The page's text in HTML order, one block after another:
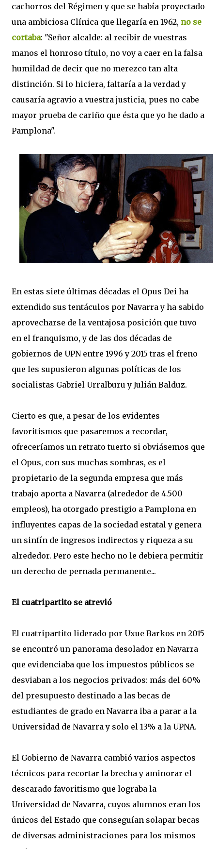
cachorros del Régimen y que se había proyectado
una ambiciosa Clínica que llegaría en 1962, no se
cortaba: "Señor alcalde: al recibir de vuestras
manos el honroso título, no voy a caer en la falsa
humildad de decir que no merezco tan alta
distinción. Si lo hiciera, faltaría a la verdad y
causaría agravio a vuestra justicia, pues no cabe
mayor prueba de cariño que ésta que yo he dado a
Pamplona".
En estas siete últimas décadas el Opus Dei ha
extendido sus tentáculos por Navarra y ha sabido
aprovecharse de la ventajosa posición que tuvo
en el franquismo, y de las dos décadas de
gobiernos de UPN entre 1996 y 2015 tras el freno
que les supusieron algunas políticas de los
socialistas Gabriel Urralburu y Julián Balduz.
Cierto es que, a pesar de los evidentes
favoritismos que pasaremos a recordar,
ofreceríamos un retrato tuerto si obviásemos que
el Opus, con sus muchas sombras, es el
propietario de la segunda empresa que más
trabajo aporta a Navarra (alrededor de 4.500
empleos), ha otorgado prestigio a Pamplona en
influyentes capas de la sociedad estatal y genera
un sinfín de ingresos indirectos y riqueza a su
alrededor. Pero este hecho no le debiera permitir
un derecho de pernada permanente...
El cuatripartito se atrevió
El cuatripartito liderado por Uxue Barkos en 2015
se encontró un panorama desolador en Navarra
que evidenciaba que los impuestos públicos se
desviaban a los negocios privados: más del 60%
del presupuesto destinado a las becas de
estudiantes de grado en Navarra iba a parar a la
Universidad de Navarra y solo el 13% a la UPNA.
El Gobierno de Navarra cambió varios aspectos
técnicos para recortar la brecha y aminorar el
descarado favoritismo que lograba la
Universidad de Navarra, cuyos alumnos eran los
únicos del Estado que conseguían solapar becas
de diversas administraciones para los mismos